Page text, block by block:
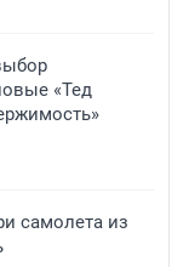
«Тед
самолета из